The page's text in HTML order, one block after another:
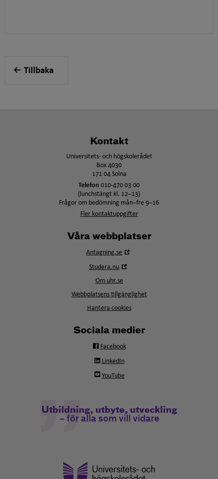
Tillbaka
Kontakt
Universitets- och högskolerådet
Box 4030
171 04 Solna
Telefon 010-470 03 00
(lunchstängt kl. 12–13)
Frågor om bedömning mån–fre 9–16
Fler kontaktuppgifter
Våra webbplatser
Antagning.se
Studera.nu
fönster
Om uhr.se
Webbplatsens tillgänglighet
Hantera cookies
Sociala medier
Facebook
LinkedIn
YouTube
Utbildning, utbyte, utveckling
– för alla som vill vidare